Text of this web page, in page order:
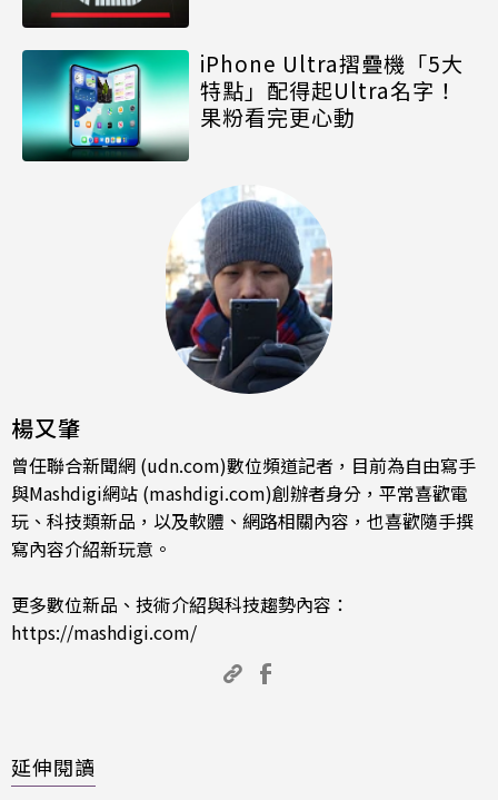
iPhone Ultra摺疊機「5大
特點」配得起Ultra名字！
果粉看完更心動
楊又肇
曾任聯合新聞網 (udn.com)數位頻道記者，目前為自由寫手
與Mashdigi網站 (mashdigi.com)創辦者身分，平常喜歡電
玩、科技類新品，以及軟體、網路相關內容，也喜歡隨手撰
寫內容介紹新玩意。
更多數位新品、技術介紹與科技趨勢內容：
https://mashdigi.com/
延伸閱讀